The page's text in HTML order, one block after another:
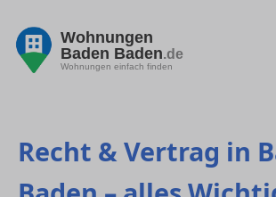
Wohnungen
Baden Baden.de
Wohnungen einfach finden
Recht & Vertrag in